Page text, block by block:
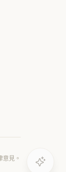
見。